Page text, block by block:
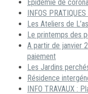
Epidémie de
INFOS
Les Ateliers de
Le printemps des
A partir de janvier
paiement
Les Jardins
Résidence
INFO TRAVAUX :